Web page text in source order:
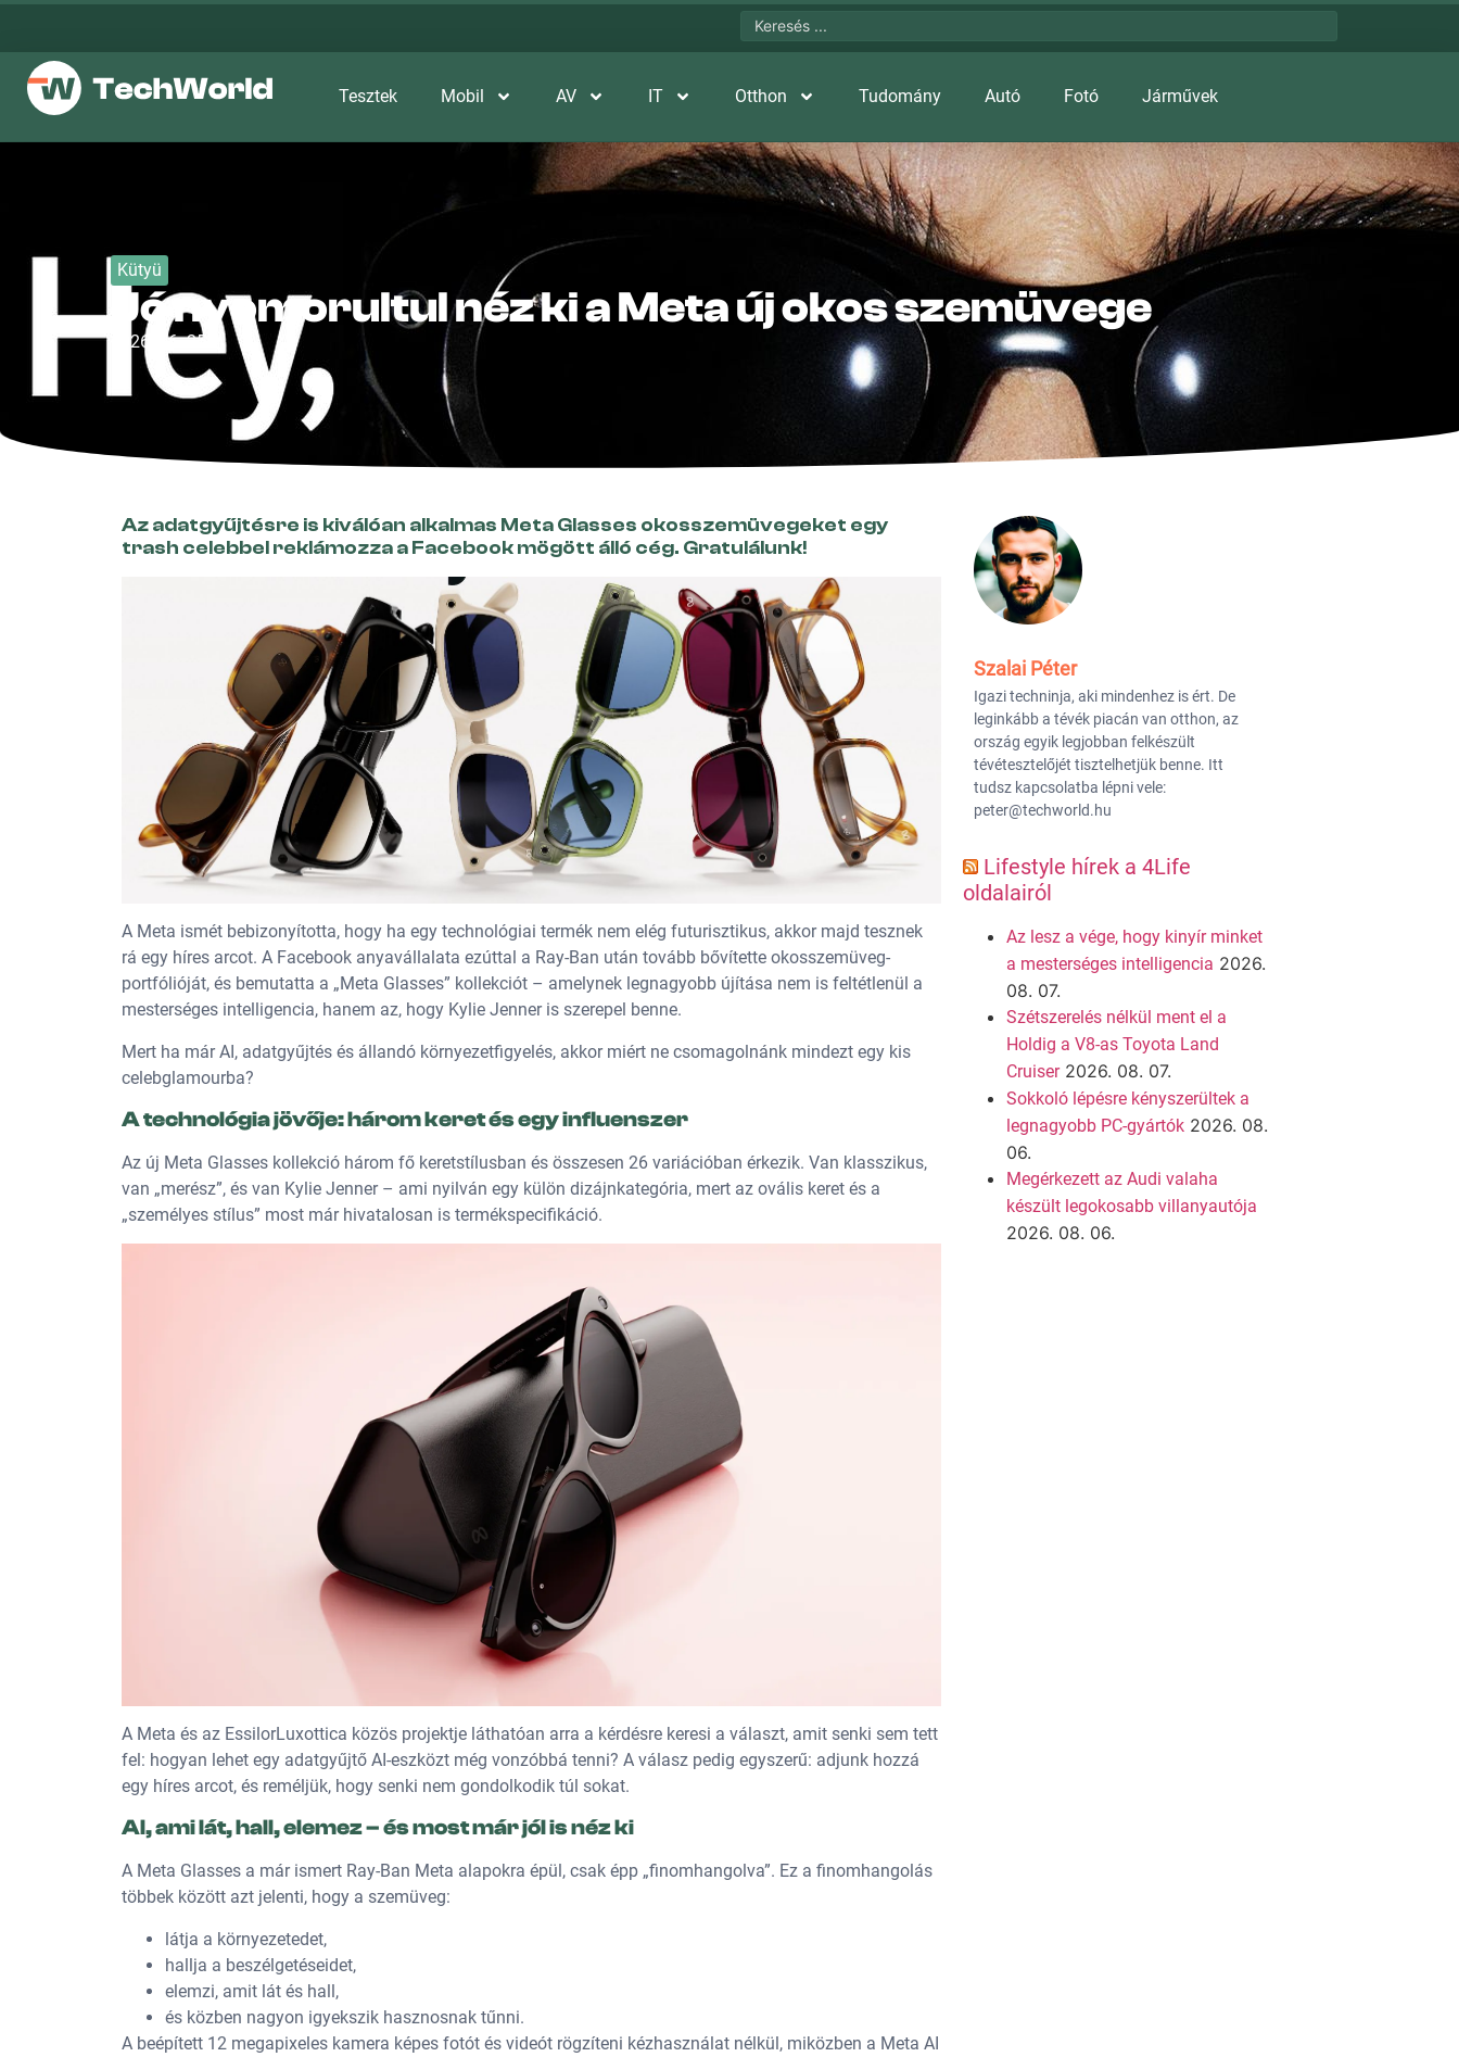
Tesztek Mobil AV IT Otthon Tudomány Autó Fotó Járművek
Kütyü
Jó nyomorultul néz ki a Meta új okos szemüvege
2026. 06. 25.
Az adatgyűjtésre is kiválóan alkalmas Meta Glasses okosszemüvegeket egy
trash celebbel reklámozza a Facebook mögött álló cég. Gratulálunk!
A Meta ismét bebizonyította, hogy ha egy technológiai termék nem elég futurisztikus, akkor majd tesznek
rá egy híres arcot. A Facebook anyavállalata ezúttal a Ray-Ban után tovább bővítette okosszemüveg-
portfólióját, és bemutatta a „Meta Glasses” kollekciót – amelynek legnagyobb újítása nem is feltétlenül a
mesterséges intelligencia, hanem az, hogy Kylie Jenner is szerepel benne.
Mert ha már AI, adatgyűjtés és állandó környezetfigyelés, akkor miért ne csomagolnánk mindezt egy kis
celebglamourba?
A technológia jövője: három keret és egy influenszer
Az új Meta Glasses kollekció három fő keretstílusban és összesen 26 variációban érkezik. Van klasszikus,
van „merész”, és van Kylie Jenner – ami nyilván egy külön dizájnkategória, mert az ovális keret és a
„személyes stílus” most már hivatalosan is termékspecifikáció.
A Meta és az EssilorLuxottica közös projektje láthatóan arra a kérdésre keresi a választ, amit senki sem tett
fel: hogyan lehet egy adatgyűjtő AI-eszközt még vonzóbbá tenni? A válasz pedig egyszerű: adjunk hozzá
egy híres arcot, és reméljük, hogy senki nem gondolkodik túl sokat.
AI, ami lát, hall, elemez – és most már jól is néz ki
A Meta Glasses a már ismert Ray-Ban Meta alapokra épül, csak épp „finomhangolva”. Ez a finomhangolás
többek között azt jelenti, hogy a szemüveg:
látja a környezetedet,
hallja a beszélgetéseidet,
elemzi, amit lát és hall,
és közben nagyon igyekszik hasznosnak tűnni.
A beépített 12 megapixeles kamera képes fotót és videót rögzíteni kézhasználat nélkül, miközben a Meta AI
Szalai Péter
Igazi techninja, aki mindenhez is ért. De
leginkább a tévék piacán van otthon, az
ország egyik legjobban felkészült
tévétesztelőjét tisztelhetjük benne. Itt
tudsz kapcsolatba lépni vele:
peter@techworld.hu
Lifestyle hírek a 4Life
oldalairól
Az lesz a vége, hogy kinyír minket
a mesterséges intelligencia 2026.
08. 07.
Szétszerelés nélkül ment el a
Holdig a V8-as Toyota Land
Cruiser 2026. 08. 07.
Sokkoló lépésre kényszerültek a
legnagyobb PC-gyártók 2026. 08.
06.
Megérkezett az Audi valaha
készült legokosabb villanyautója
2026. 08. 06.